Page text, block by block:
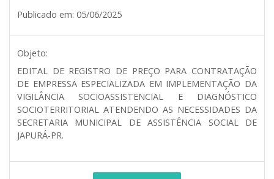
Publicado em: 05/06/2025
Objeto:
EDITAL DE REGISTRO DE PREÇO PARA CONTRATAÇÃO
DE EMPRESSA ESPECIALIZADA EM IMPLEMENTAÇÃO DA
VIGILÂNCIA SOCIOASSISTENCIAL E DIAGNÓSTICO
SOCIOTERRITORIAL ATENDENDO AS NECESSIDADES DA
SECRETARIA MUNICIPAL DE ASSISTÊNCIA SOCIAL DE
JAPURÁ-PR.